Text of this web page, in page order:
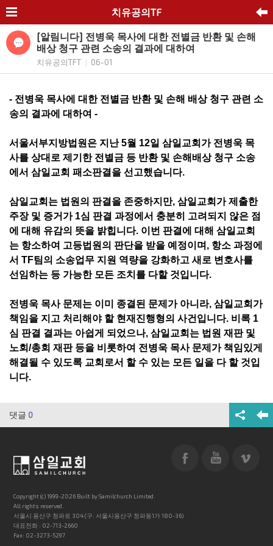
치유공의TF
[알림니다] 전병욱 목사에 대한 전별금 반환 및 손해
배상 청구 관련 소송의 결과에 대하여
치유공의TFT 06-01
- 전병욱 목사에 대한 전별금 반환 및 손해 배상 청구 관련 소
송의 결과에 대하여 -
서울서부지방법원은 지난 5월 12일 삼일교회가 전병욱 목
사를 상대로 제기한 전별금 등 반환 및 손해배상 청구 소송
에서 삼일교회 패소판결을 선고했습니다.
삼일교회는 법원의 판결을 존중하지만, 삼일교회가 제출한
주장 및 증거가 1심 판결 과정에서 충분히 고려되지 않은 점
에 대해 유감의 뜻을 밝힙니다. 이번 판결에 대해 삼일교회
는 항소하여 고등법원의 판단을 받을 예정이며, 항소 과정에
서 TF팀의 소송업무 지원 역량을 강화하고 새로 변호사를
선임하는 등 가능한 모든 조치를 다할 것입니다.
전병욱 목사 문제는 이미 종결된 문제가 아니라, 삼일교회가
책임을 지고 처리해야 할 현재진행형의 사건입니다. 비록 1
심 판결 결과는 아쉽게 되었으나, 삼일교회는 법원 재판 및
노회/총회 재판 등을 비롯하여 전병욱 목사 문제가 책임있게
해결될 수 있도록 교회로서 할 수 있는 모든 일을 다 할 것입
니다.
댓글 0
Copyright (c) 1999-2026 Built by Samilchurch Limited.
All rights reserved.
서울시 용산구 청파로 304 (구: 서울시용산구 청파동1가 180-36)
대표전화 : 02-713-2660
Fax: 02-3273-5297